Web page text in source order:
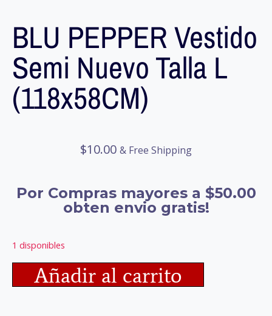
BLU PEPPER Vestido
Semi Nuevo Talla L
(118x58CM)
$10.00 & Free Shipping
Por Compras mayores a $50.00
obten envio gratis!
1 disponibles
Añadir al carrito